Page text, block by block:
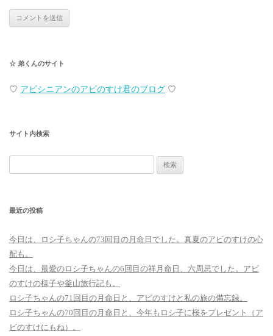
☆ 弟くんのサイト
♡ アビシニアンのアビのすけ君のブログ ♡
サイト内検索
索:
最近の投稿
今日は、ロシ子ちゃんの73回目の月命日でした。真夏のアビのすけの心
配も。
今日は、最愛のロシ子ちゃんの6回目の祥月命日、六周忌でした。アビ
のすけの様子や釜山旅行記も。
ロシ子ちゃんの71回目の月命日と、アビのすけと私の旅の備忘録。
ロシ子ちゃんの70回目の月命日と、今年もロシ子に桜をプレゼント（ア
ビのすけにもね）。